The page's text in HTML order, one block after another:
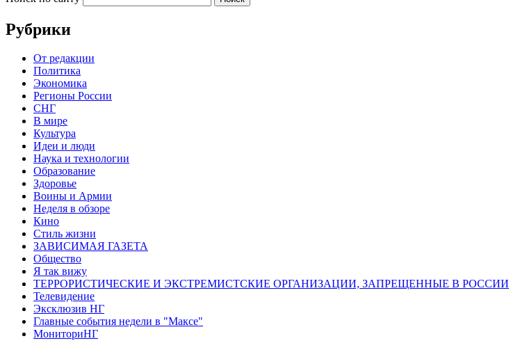
Рубрики
От редакции
Политика
Экономика
Регионы России
СНГ
В мире
Культура
Идеи и люди
Наука и технологии
Образование
Здоровье
Воины и Армии
Неделя в обзоре
Кино
Стиль жизни
ЗАВИСИМАЯ ГАЗЕТА
Общество
Я так вижу
ТЕРРОРИСТИЧЕСКИЕ И ЭКСТРЕМИСТСКИЕ ОРГАНИЗАЦИИ, ЗАПРЕЩЕННЫЕ В РОССИИ
Телевидение
Эксклюзив НГ
Главные события недели в "Максе"
МониториНГ